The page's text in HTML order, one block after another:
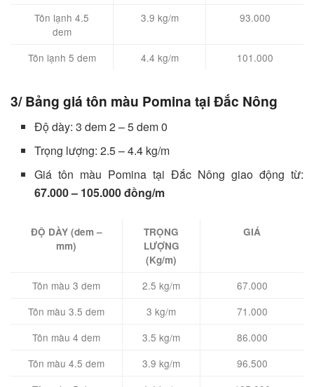
Tôn lạnh 4.5
dem
3.9 kg/m 93.000
Tôn lạnh 5 dem 4.4 kg/m 101.000
3/ Bảng giá tôn màu Pomina tại Đắc Nông
Độ dày: 3 dem 2 – 5 dem 0
Trọng lượng: 2.5 – 4.4 kg/m
Giá tôn màu Pomina tại Đắc Nông giao động từ:
67.000 – 105.000 đồng/m
ĐỘ DÀY (dem –
mm)
TRỌNG
LƯỢNG
(Kg/m)
GIÁ
Tôn màu 3 dem 2.5 kg/m
67.000
Tôn màu 3.5 dem
3 kg/m
71.000
Tôn màu 4 dem
3.5 kg/m
86.000
Tôn màu 4.5 dem
3.9 kg/m
96.500